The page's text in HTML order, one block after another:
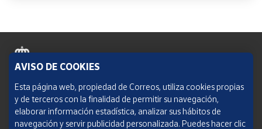
Política de cookies
Aviso legal
AVISO DE COOKIES
Esta página web, propiedad de Correos, utiliza cookies propias
y de terceros con la finalidad de permitir su navegación,
elaborar información estadística, analizar sus hábitos de
navegación y servir publicidad personalizada. Puedes hacer clic